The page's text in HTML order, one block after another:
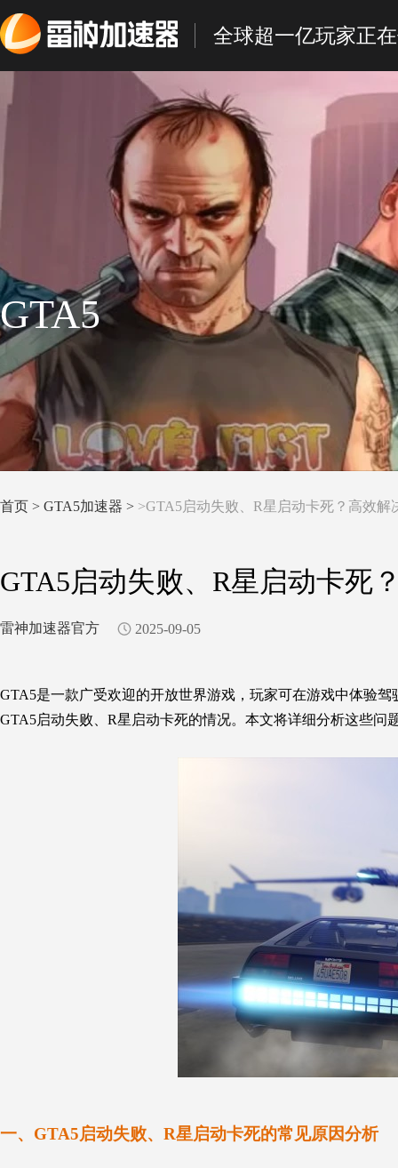
全球超一亿玩家正
GTA5
首页 > GTA5加速器 > >GTA5启动失败、R星启动卡死？高效解
GTA5启动失败、R星启动卡死
雷神加速器官方 2025-09-05
GTA5是一款广受欢迎的开放世界游戏，玩家可在游戏中体验
GTA5启动失败、R星启动卡死的情况。本文将详细分析这些问
一、GTA5启动失败、R星启动卡死的常见原因分析